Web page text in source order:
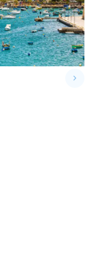
keyboard_arrow_right